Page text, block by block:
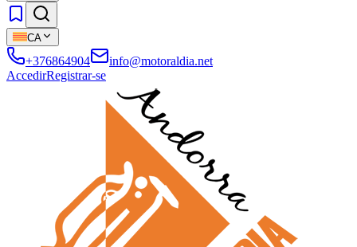
CA
+376864904
info@motoraldia.net
AccedirRegistrar-se